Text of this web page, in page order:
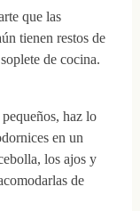
que las
tienen restos de
de cocina.
haz lo
en un
los ajos y
de